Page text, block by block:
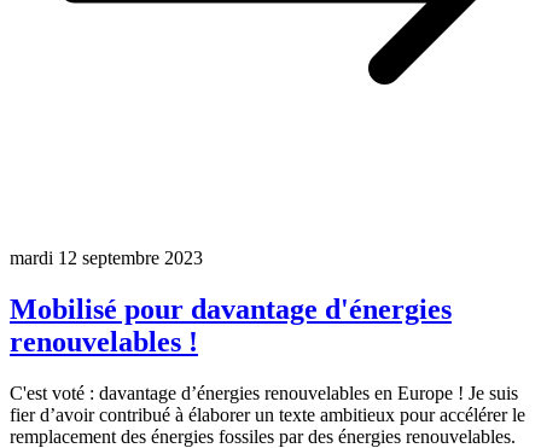
mardi 12 septembre 2023
Mobilisé pour davantage d'énergies
renouvelables !
C'est voté : davantage d’énergies renouvelables en Europe ! Je suis
fier d’avoir contribué à élaborer un texte ambitieux pour accélérer le
remplacement des énergies fossiles par des énergies renouvelables.